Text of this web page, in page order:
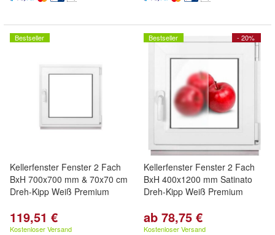
Bestseller
Kellerfenster Fenster 2 Fach
BxH 700x700 mm & 70x70 cm
Dreh-Kipp Weiß Premium
119,51 €
Kostenloser Versand
- 20%
Bestseller
Kellerfenster Fenster 2 Fach
BxH 400x1200 mm Satinato
Dreh-Kipp Weiß Premium
ab 78,75 €
Kostenloser Versand